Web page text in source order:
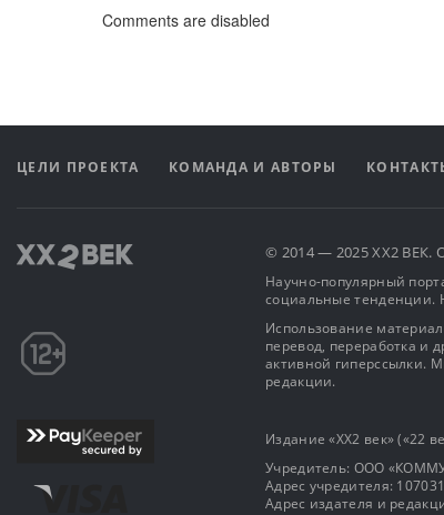
Comments are disabled
ЦЕЛИ ПРОЕКТА КОМАНДА И АВТОРЫ
© 2014 — 2025 XX2
Научно-популярный
социальные тенденции.
Использование
перевод, переработка и
активной гиперссылки.
редакции.
Издание «XX2 век» («22
Учредитель: OOO
Адрес учредителя:
Адрес издателя и